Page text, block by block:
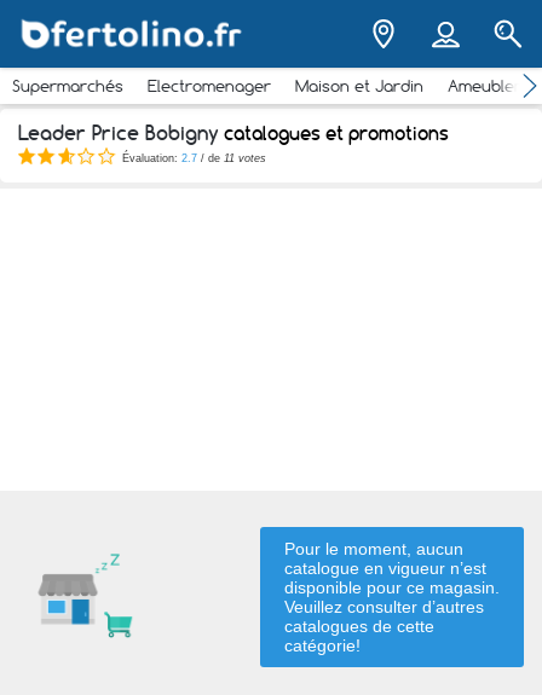
Supermarchés Electromenager Maison et Jardin
Leader Price Bobigny catalogues et promotions
Évaluation: 2.7 / de 11 votes
Pour le moment, aucun
catalogue en vigueur n’est
disponible pour ce magasin.
Veuillez consulter d’autres
catalogues de cette
catégorie!